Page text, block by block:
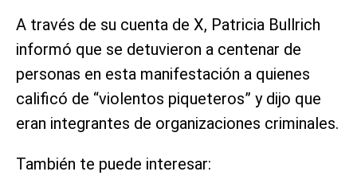
A través de su cuenta de X, Patricia Bullrich
informó que se detuvieron a centenar de
personas en esta manifestación a quienes
calificó de “violentos piqueteros” y dijo que
eran integrantes de organizaciones criminales.
También te puede interesar: